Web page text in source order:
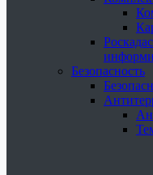
Безопасность